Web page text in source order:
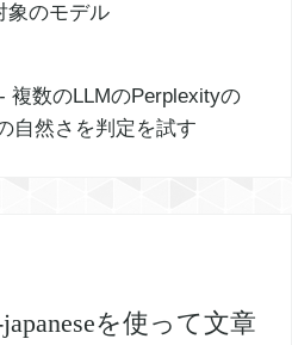
象のモデル
を使って文章